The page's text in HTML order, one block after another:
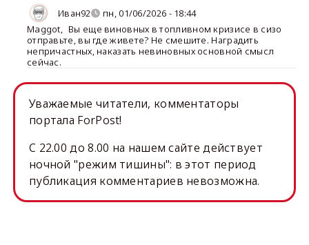
Иван92
пн, 01/06/2026 - 18:44
Maggot, Вы еще виновных в топливном кризисе в сизо
отправьте, вы где живете? Не смешите. Наградить
непричастных, наказать невиновных основной смысл
сейчас.
Уважаемые читатели, комментаторы
портала ForPost!
C 22.00 до 8.00 на нашем сайте действует
ночной "режим тишины": в этот период
публикация комментариев невозможна.